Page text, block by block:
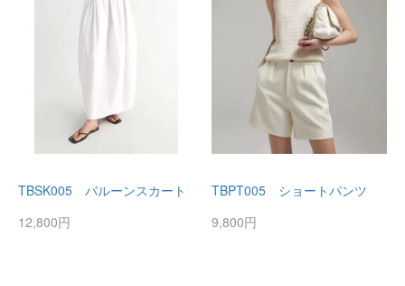
TBSK005 バルーンスカート
12,800円
TBPT005 ショートパンツ
9,800円